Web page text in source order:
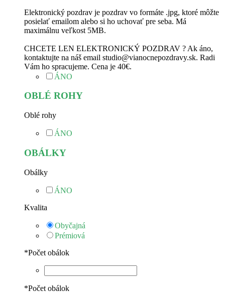
Elektronický pozdrav je pozdrav vo formáte .jpg, ktoré môžte
posielať emailom alebo si ho uchovať pre seba. Má
maximálnu veľkost 5MB.
CHCETE LEN ELEKTRONICKÝ POZDRAV ? Ak áno,
kontaktujte na náš email studio@vianocnepozdravy.sk. Radi
Vám ho spracujeme. Cena je 40€.
ÁNO
OBLÉ ROHY
Oblé rohy
ÁNO
OBÁLKY
Obálky
ÁNO
Kvalita
Obyčajná
Prémiová
*Počet obálok
*Počet obálok